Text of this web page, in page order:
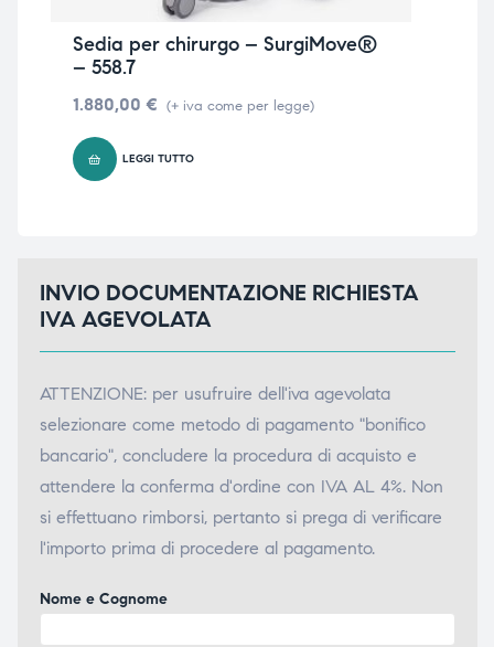
Sedia per chirurgo – SurgiMove®
– 558.7
1.880,00 € (+ iva come per legge)
LEGGI TUTTO
INVIO DOCUMENTAZIONE RICHIESTA
IVA AGEVOLATA
ATTENZIONE: per usufruire dell'iva agevolata
selezionare come metodo di pagamento "bonifico
bancario", concludere la procedura di acquisto e
attendere la conferma d'ordine con IVA AL 4%. Non
si effettuano rimborsi, pertanto si prega di verificare
l'importo prima di procedere al pagamento.
Nome e Cognome